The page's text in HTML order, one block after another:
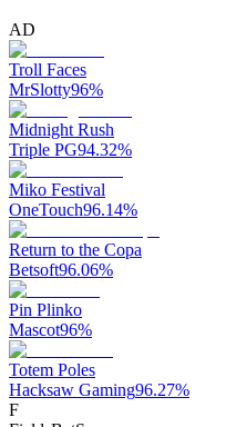
AD
Troll Faces
MrSlotty96%
Midnight Rush
Triple PG94.32%
Miko Festival
OneTouch96.14%
Return to the Copa
Betsoft96.06%
Pin Plinko
Mascot96%
Totem Poles
Hacksaw Gaming96.27%
F